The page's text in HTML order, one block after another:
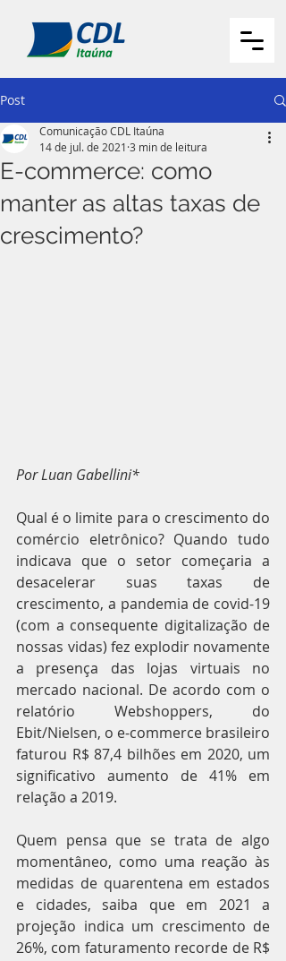
Post
E-commerce: como
manter as altas taxas de
crescimento?
Comunicação CDL Itaúna
14 de jul. de 2021 3 min de leitura
Por Luan Gabellini*
Qual é o limite para o crescimento do
comércio eletrônico? Quando tudo
indicava que o setor começaria a
desacelerar suas taxas de
crescimento, a pandemia de covid-19
(com a consequente digitalização de
nossas vidas) fez explodir novamente
a presença das lojas virtuais no
mercado nacional. De acordo com o
relatório Webshoppers, do
Ebit/Nielsen, o e-commerce brasileiro
faturou R$ 87,4 bilhões em 2020, um
significativo aumento de 41% em
relação a 2019.
Quem pensa que se trata de algo
momentâneo, como uma reação às
medidas de quarentena em estados
e cidades, saiba que em 2021 a
projeção indica um crescimento de
26%, com faturamento recorde de R$